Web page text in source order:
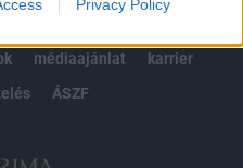
Privacy Policy
médiaajánlat
karrier
ÁSZF